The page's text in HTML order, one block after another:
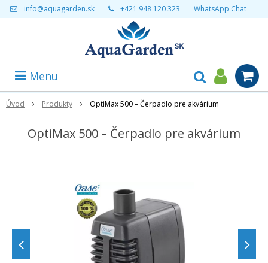
info@aquagarden.sk +421 948 120 323 WhatsApp Chat
Menu
Úvod Produkty OptiMax 500 – Čerpadlo pre akvárium
OptiMax 500 – Čerpadlo pre akvárium